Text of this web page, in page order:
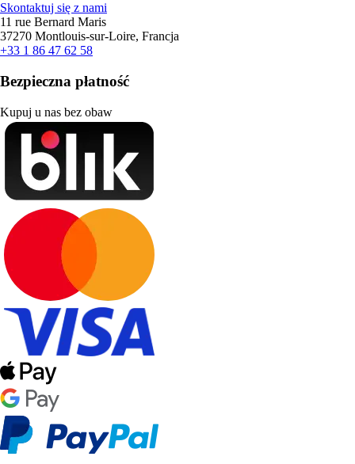
Skontaktuj się z nami
11 rue Bernard Maris
37270 Montlouis-sur-Loire, Francja
+33 1 86 47 62 58
Bezpieczna płatność
Kupuj u nas bez obaw